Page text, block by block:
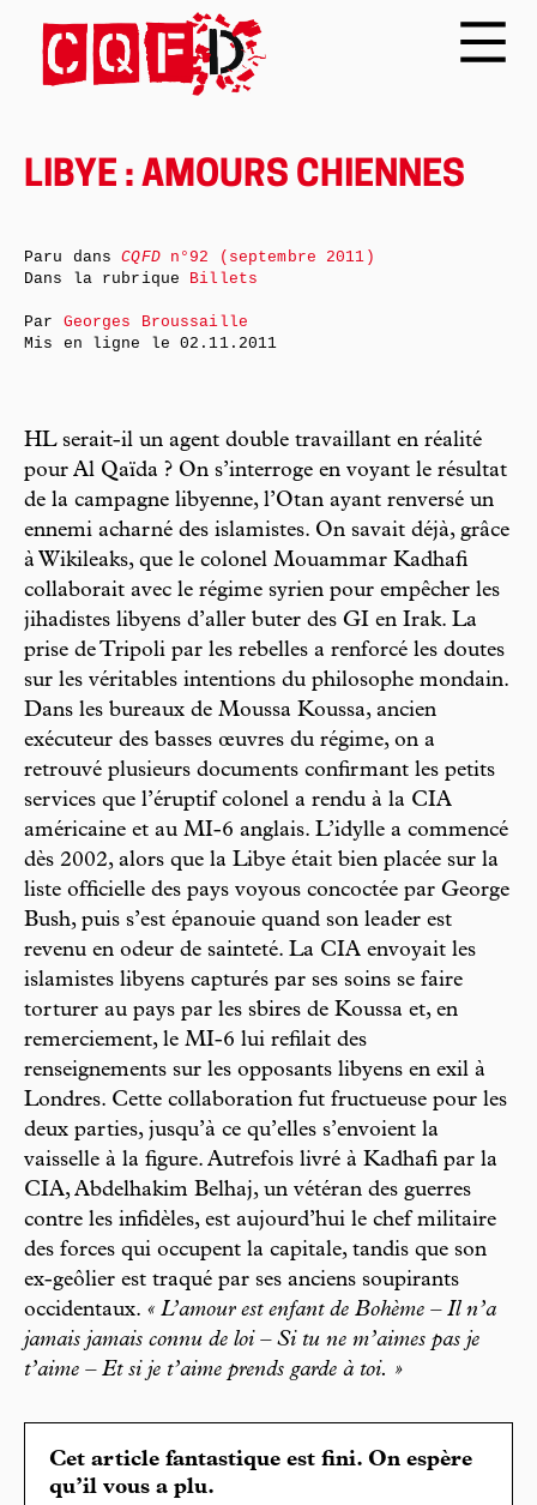
LIBYE : AMOURS CHIENNES
HL serait-il un agent double travaillant en réalité
pour Al Qaïda ? On s’interroge en voyant le résultat
de la campagne libyenne, l’Otan ayant renversé un
ennemi acharné des islamistes. On savait déjà, grâce
à Wikileaks, que le colonel Mouammar Kadhafi
collaborait avec le régime syrien pour empêcher les
jihadistes libyens d’aller buter des GI en Irak. La
prise de Tripoli par les rebelles a renforcé les doutes
sur les véritables intentions du philosophe mondain.
Dans les bureaux de Moussa Koussa, ancien
exécuteur des basses œuvres du régime, on a
retrouvé plusieurs documents confirmant les petits
services que l’éruptif colonel a rendu à la CIA
américaine et au MI-6 anglais. L’idylle a commencé
dès 2002, alors que la Libye était bien placée sur la
liste officielle des pays voyous concoctée par George
Bush, puis s’est épanouie quand son leader est
revenu en odeur de sainteté. La CIA envoyait les
islamistes libyens capturés par ses soins se faire
torturer au pays par les sbires de Koussa et, en
remerciement, le MI-6 lui refilait des
renseignements sur les opposants libyens en exil à
Londres. Cette collaboration fut fructueuse pour les
deux parties, jusqu’à ce qu’elles s’envoient la
vaisselle à la figure. Autrefois livré à Kadhafi par la
CIA, Abdelhakim Belhaj, un vétéran des guerres
contre les infidèles, est aujourd’hui le chef militaire
des forces qui occupent la capitale, tandis que son
ex-geôlier est traqué par ses anciens soupirants
occidentaux. « L’amour est enfant de Bohème – Il n’a
jamais jamais connu de loi – Si tu ne m’aimes pas je
t’aime – Et si je t’aime prends garde à toi. »
Cet article fantastique est fini. On espère
qu’il vous a plu.
Paru dansCQFDn°92 (septembre 2011)
Dans la rubrique Billets
Par Georges Broussaille
Mis en ligne le02.11.2011